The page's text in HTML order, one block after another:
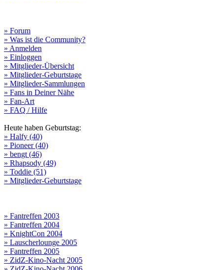
» Forum
» Was ist die Community?
» Anmelden
» Einloggen
» Mitglieder-Übersicht
» Mitglieder-Geburtstage
» Mitglieder-Sammlungen
» Fans in Deiner Nähe
» Fan-Art
» FAQ / Hilfe
Heute haben Geburtstag:
» Halfy (40)
» Pioneer (40)
» bengt (46)
» Rhapsody (49)
» Toddie (51)
» Mitglieder-Geburtstage
» Fantreffen 2003
» Fantreffen 2004
» KnightCon 2004
» Lauscherlounge 2005
» Fantreffen 2005
» ZidZ-Kino-Nacht 2005